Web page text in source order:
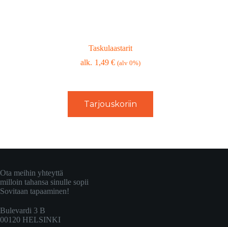
Taskulaastarit
1,49€ (alv 0%)
Tarjouskoriin
Ota meihin yhteyttä
milloin tahansa sinulle sopii
Sovitaan tapaaminen!
Bulevardi 3 B
00120 HELSINKI